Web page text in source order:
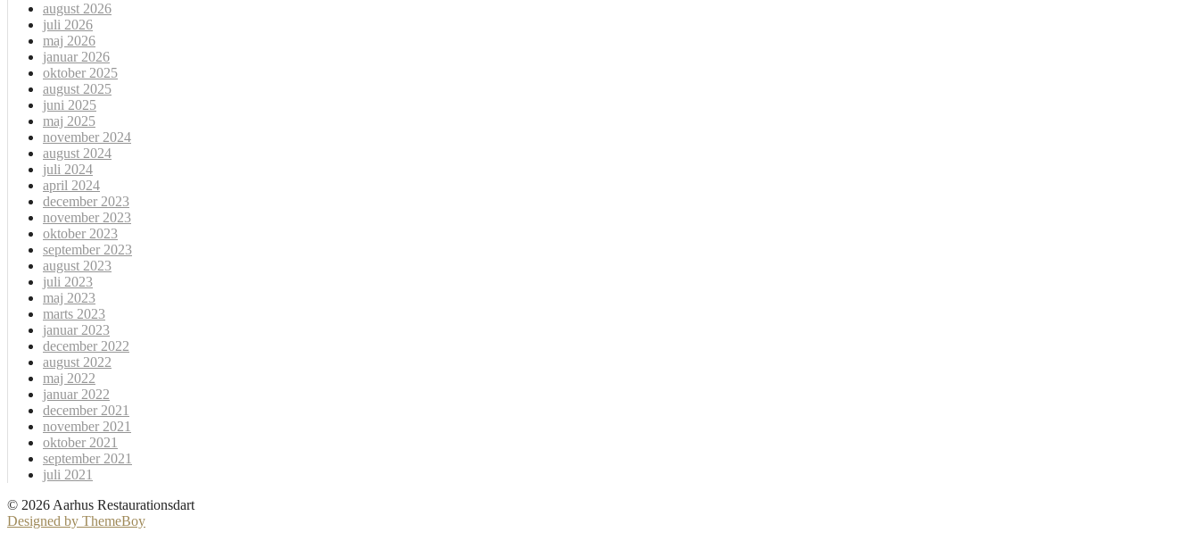
august 2026
juli 2026
maj 2026
januar 2026
oktober 2025
august 2025
juni 2025
maj 2025
november 2024
august 2024
juli 2024
april 2024
december 2023
november 2023
oktober 2023
september 2023
august 2023
juli 2023
maj 2023
marts 2023
januar 2023
december 2022
august 2022
maj 2022
januar 2022
december 2021
november 2021
oktober 2021
september 2021
juli 2021
© 2026 Aarhus Restaurationsdart
Designed by ThemeBoy